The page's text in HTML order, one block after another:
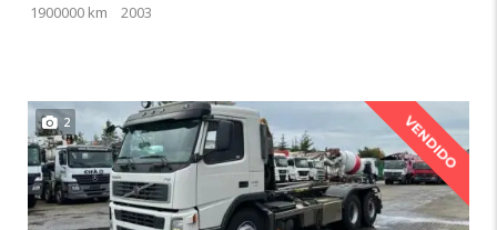
1900000 km 2003
VENDIDO
2